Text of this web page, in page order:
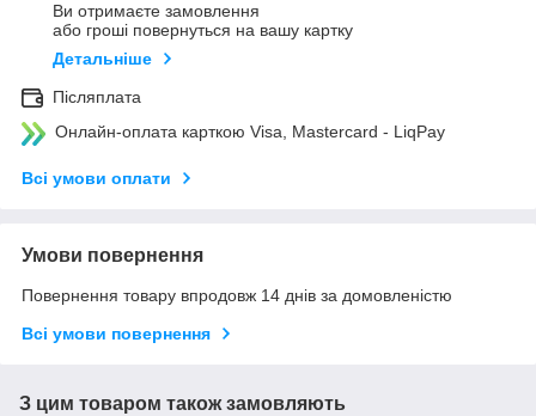
Ви отримаєте замовлення
або гроші повернуться на вашу картку
Детальніше
Післяплата
Онлайн-оплата карткою Visa, Mastercard - LiqPay
Всі умови оплати
Умови повернення
Повернення товару впродовж 14 днів за домовленістю
Всі умови повернення
З цим товаром також замовляють